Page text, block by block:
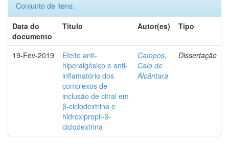
Conjunto de itens:
Data do
documento
Título Autor(es) Tipo
19-Fev-2019
Efeito anti-
hiperalgésico e anti-
inflamatório dos
complexos de
inclusão de citral em
β-ciclodextrina e
hidroxipropil-β-
ciclodextrina
Campos,
Caio de
Alcântara
Dissertação